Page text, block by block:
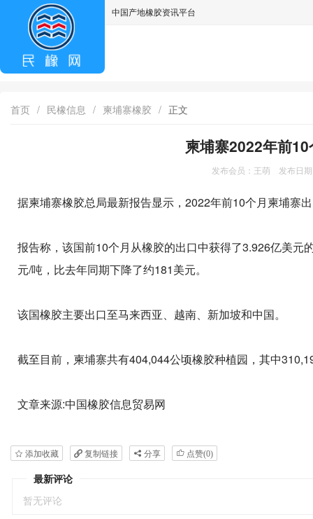
中国产地橡胶资讯平台
首页 / 民橡信息 / 柬埔寨橡胶 / 正文
柬埔寨2022年前
发布会员：王萌 发布日
据柬埔寨橡胶总局最新报告显示，2022年前10个月柬埔寨
报告称，该国前10个月从橡胶的出口中获得了3.926亿美
元/吨，比去年同期下降了约181美元。
该国橡胶主要出口至马来西亚、越南、新加坡和中国。
截至目前，柬埔寨共有404,044公顷橡胶种植园，其中
文章来源:中国橡胶信息贸易网
添加收藏 复制链接 分享 点赞(0)
最新评论
暂无评论